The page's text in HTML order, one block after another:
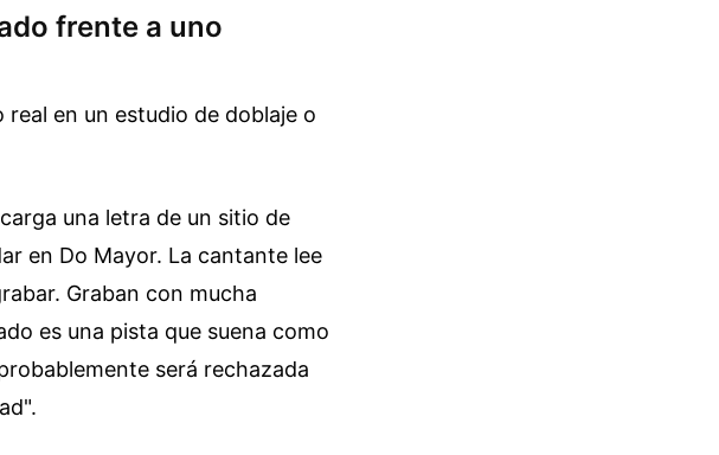
frente a uno
en un estudio de doblaje o
una letra de un sitio de
en Do Mayor. La cantante lee
Graban con mucha
es una pista que suena como
será rechazada